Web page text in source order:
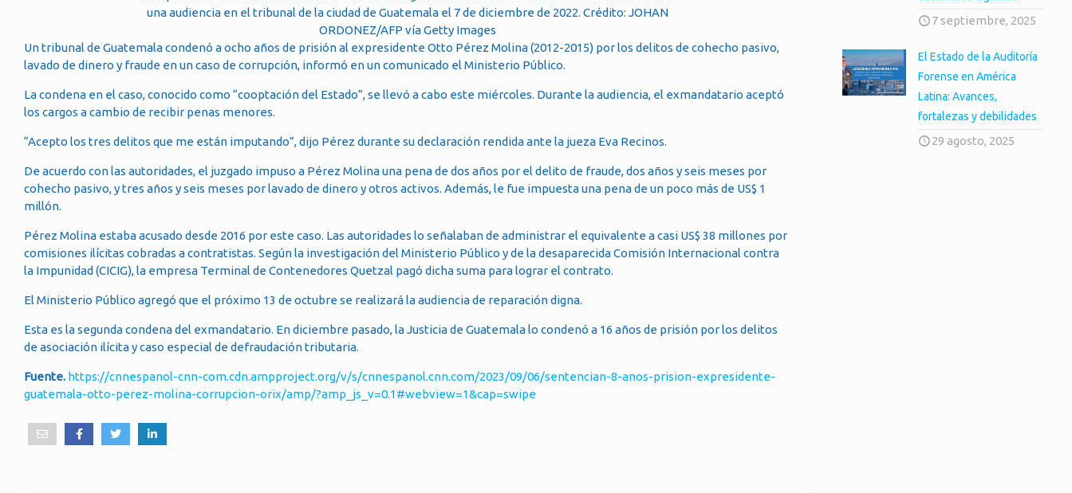
una audiencia en el tribunal de la ciudad de Guatemala el 7 de diciembre de 2022. Crédito: JOHAN
ORDONEZ/AFP vía Getty Images
Un tribunal de Guatemala condenó a ocho años de prisión al expresidente Otto Pérez Molina (2012-2015) por los delitos de cohecho pasivo,
lavado de dinero y fraude en un caso de corrupción, informó en un comunicado el Ministerio Público.
La condena en el caso, conocido como “cooptación del Estado”, se llevó a cabo este miércoles. Durante la audiencia, el exmandatario aceptó
los cargos a cambio de recibir penas menores.
“Acepto los tres delitos que me están imputando”, dijo Pérez durante su declaración rendida ante la jueza Eva Recinos.
De acuerdo con las autoridades, el juzgado impuso a Pérez Molina una pena de dos años por el delito de fraude, dos años y seis meses por
cohecho pasivo, y tres años y seis meses por lavado de dinero y otros activos. Además, le fue impuesta una pena de un poco más de US$ 1
millón.
Pérez Molina estaba acusado desde 2016 por este caso. Las autoridades lo señalaban de administrar el equivalente a casi US$ 38 millones por
comisiones ilícitas cobradas a contratistas. Según la investigación del Ministerio Público y de la desaparecida Comisión Internacional contra
la Impunidad (CICIG), la empresa Terminal de Contenedores Quetzal pagó dicha suma para lograr el contrato.
El Ministerio Público agregó que el próximo 13 de octubre se realizará la audiencia de reparación digna.
Esta es la segunda condena del exmandatario. En diciembre pasado, la Justicia de Guatemala lo condenó a 16 años de prisión por los delitos
de asociación ilícita y caso especial de defraudación tributaria.
Fuente. https://cnnespanol-cnn-com.cdn.ampproject.org/v/s/cnnespanol.cnn.com/2023/09/06/sentencian-8-anos-prision-expresidente-
guatemala-otto-perez-molina-corrupcion-orix/amp/?amp_js_v=0.1#webview=1&cap=swipe
7 septiembre, 2025
El Estado de la Auditoría
Forense en América
Latina: Avances,
fortalezas y debilidades
29 agosto, 2025